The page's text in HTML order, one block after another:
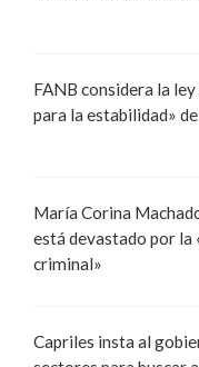
FANB considera la
para la estabilidad»
María Corina
está devastado por
criminal»
Capriles insta al